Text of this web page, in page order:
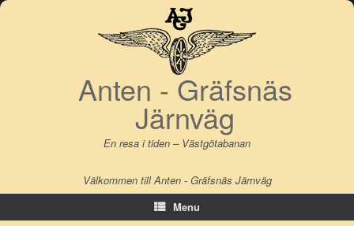
Skip
Anten - Gräfsnäs
Järnväg
En resa i tiden – Västgötabanan
Välkommen till Anten - Gräfsnäs Järnväg
Menu